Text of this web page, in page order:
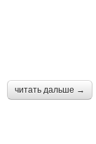
читать дальше →